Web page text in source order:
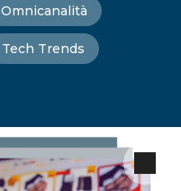
Omnicanalità
Tech Trends